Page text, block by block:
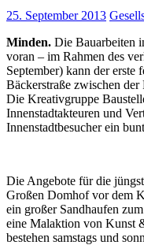
25. September 2013
Minden. Die Bauarbeiten
voran – im Rahmen des
September) kann der erste
Bäckerstraße zwischen
Die Kreativgruppe
Innenstadtakteuren und
Innenstadtbesucher ein
Die Angebote für die
Großen Domhof vor dem
ein großer Sandhaufen
eine Malaktion von Kunst
bestehen samstags und